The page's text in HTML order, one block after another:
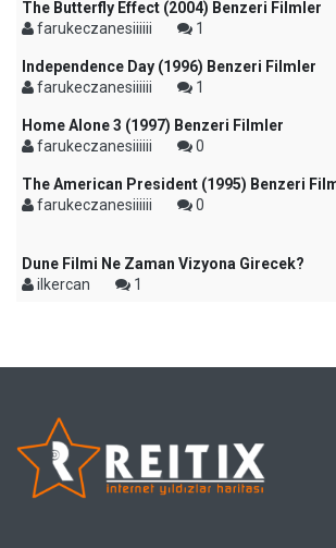
The Butterfly Effect (2004) Benzeri Filmler
farukeczanesiiiiii
1
Independence Day (1996) Benzeri Filmler
farukeczanesiiiiii
1
Home Alone 3 (1997) Benzeri Filmler
farukeczanesiiiiii
0
The American President (1995) Benzeri
farukeczanesiiiiii
0
Dune Filmi Ne Zaman Vizyona Girecek?
ilkercan
1